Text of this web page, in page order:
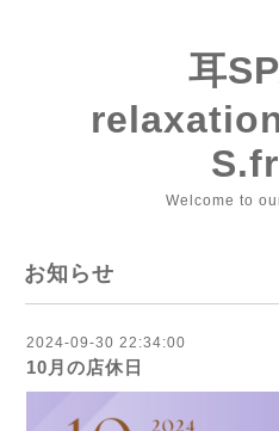
耳
Welcome to
お知らせ
2024-09-30 22:34:00
10月の店休日